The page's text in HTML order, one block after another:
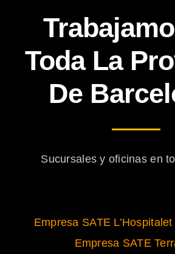
Toda La
De
Sucursales y oficinas en
Empresa SATE
Empresa SATE